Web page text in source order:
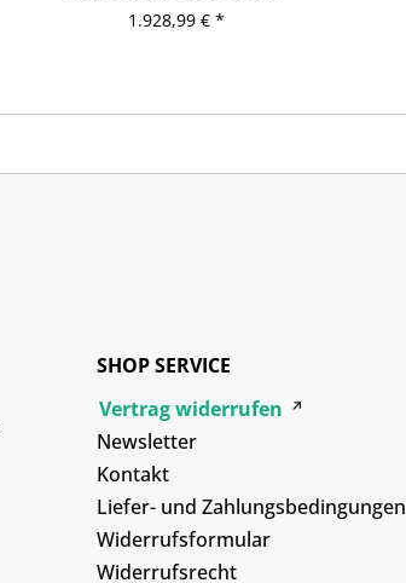
1.928,99 € *
SHOP SERVICE
Vertrag widerrufen
Newsletter
Kontakt
Liefer- und Zahlungsbedingungen
Widerrufsformular
Widerrufsrecht